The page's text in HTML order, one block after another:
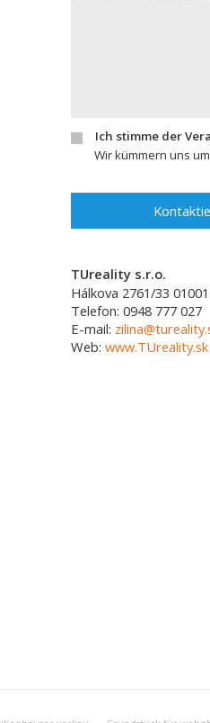
Ich stimme der
Wir kümmern uns
TUreality s.r.o.
Hálkova 2761/33 01001
Telefon: 0948 777 027
E-mail:
Web: www.TUreality.sk